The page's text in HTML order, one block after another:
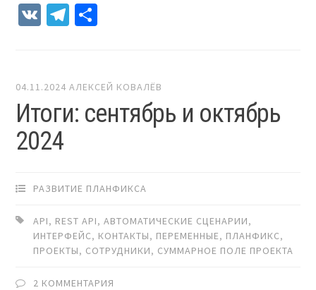
VK Telegram
04.11.2024 АЛЕКСЕЙ КОВАЛЁВ
Итоги: сентябрь и октябрь
2024
РАЗВИТИЕ ПЛАНФИКСА
API, REST API,АВТОМАТИЧЕСКИЕ СЦЕНАРИИ,
ИНТЕРФЕЙС, КОНТАКТЫ, ПЕРЕМЕННЫЕ, ПЛАНФИКС,
ПРОЕКТЫ, СОТРУДНИКИ, СУММАРНОЕ ПОЛЕ ПРОЕКТА
2 КОММЕНТАРИЯ